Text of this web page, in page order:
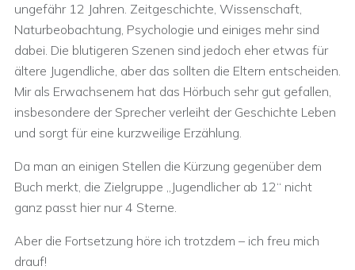
ungefähr 12 Jahren. Zeitgeschichte, Wissenschaft,
Naturbeobachtung, Psychologie und einiges mehr sind
dabei. Die blutigeren Szenen sind jedoch eher etwas für
ältere Jugendliche, aber das sollten die Eltern entscheiden.
Mir als Erwachsenem hat das Hörbuch sehr gut gefallen,
insbesondere der Sprecher verleiht der Geschichte Leben
und sorgt für eine kurzweilige Erzählung.
Da man an einigen Stellen die Kürzung gegenüber dem
Buch merkt, die Zielgruppe „Jugendlicher ab 12“ nicht
ganz passt hier nur 4 Sterne.
Aber die Fortsetzung höre ich trotzdem – ich freu mich
drauf!